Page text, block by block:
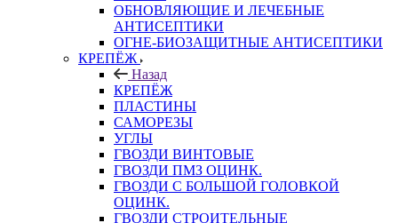
ОБНОВЛЯЮЩИЕ И ЛЕЧЕБНЫЕ
АНТИСЕПТИКИ
ОГНЕ-БИОЗАЩИТНЫЕ АНТИСЕПТИКИ
КРЕПЁЖ
Назад
КРЕПЁЖ
ПЛАСТИНЫ
САМОРЕЗЫ
УГЛЫ
ГВОЗДИ ВИНТОВЫЕ
ГВОЗДИ ПМЗ ОЦИНК.
ГВОЗДИ С БОЛЬШОЙ ГОЛОВКОЙ
ОЦИНК.
ГВОЗДИ СТРОИТЕЛЬНЫЕ